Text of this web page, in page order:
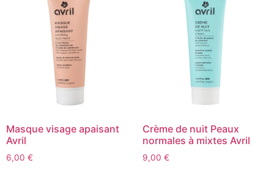
Masque visage apaisant
Avril
6,00 €
Crème de nuit Peaux
normales à mixtes Avril
9,00 €